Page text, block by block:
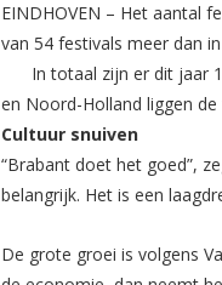
EINDHOVEN – Het aantal
van 54 festivals meer dan
In totaal zijn er dit jaar
en Noord-Holland liggen
Cultuur snuiven
“Brabant doet het goed”,
belangrijk. Het is een
De grote groei is volgens